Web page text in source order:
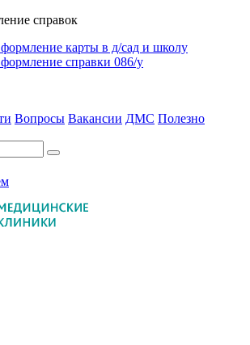
справок
карты в д/сад и школу
справки 086/у
Вопросы Вакансии ДМС Полезно